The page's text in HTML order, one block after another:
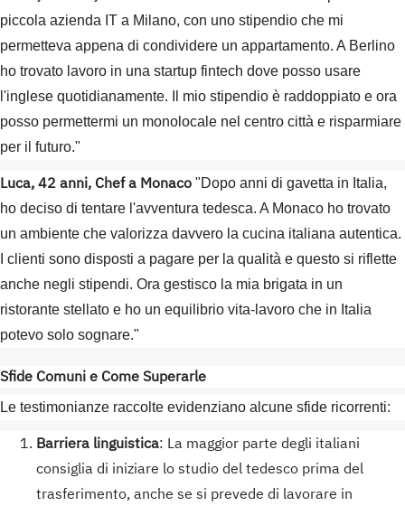
piccola azienda IT a Milano, con uno stipendio che mi
permetteva appena di condividere un appartamento. A Berlino
ho trovato lavoro in una startup fintech dove posso usare
l'inglese quotidianamente. Il mio stipendio è raddoppiato e ora
posso permettermi un monolocale nel centro città e risparmiare
per il futuro."
Luca, 42 anni, Chef a Monaco "Dopo anni di gavetta in Italia,
ho deciso di tentare l'avventura tedesca. A Monaco ho trovato
un ambiente che valorizza davvero la cucina italiana autentica.
I clienti sono disposti a pagare per la qualità e questo si riflette
anche negli stipendi. Ora gestisco la mia brigata in un
ristorante stellato e ho un equilibrio vita-lavoro che in Italia
potevo solo sognare."
Sfide Comuni e Come Superarle
Le testimonianze raccolte evidenziano alcune sfide ricorrenti:
Barriera linguistica: La maggior parte degli italiani
consiglia di iniziare lo studio del tedesco prima del
trasferimento, anche se si prevede di lavorare in